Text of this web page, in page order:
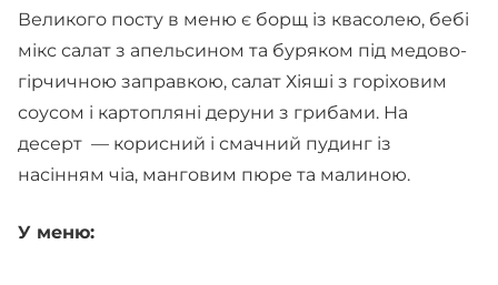
Великого посту в меню є борщ із квасолею, бебі
мікс салат з апельсином та буряком під медово-
гірчичною заправкою, салат Хіяші з горіховим
соусом і картопляні деруни з грибами. На
десерт — корисний і смачний пудинг із
насінням чіа, манговим пюре та малиною.
У меню: